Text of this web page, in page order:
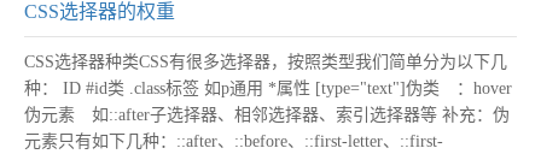
CSS选择器的权重
CSS选择器种类CSS有很多选择器，按照类型我们简单分为以下几
种： ID #id类 .class标签 如p通用 *属性 [type="text"]伪类 ：hover
伪元素 如::after子选择器、相邻选择器、索引选择器等 补充：伪
元素只有如下几种：::after、::before、::first-letter、::first-